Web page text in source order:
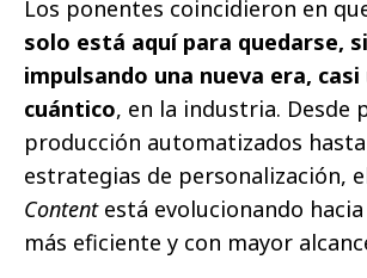
Los ponentes coincidieron en
solo está aquí para quedarse,
impulsando una nueva era,
cuántico, en la industria. Desde
producción automatizados
estrategias de personalización,
Contentestá evolucionando
más eficiente y con mayor